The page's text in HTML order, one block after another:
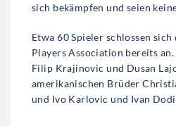
sich bekämpfen und seien
Etwa 60 Spieler schlossen
Players Association bereits
Filip Krajinovic und Dusan
amerikanischen Brüder
und Ivo Karlovic und Ivan